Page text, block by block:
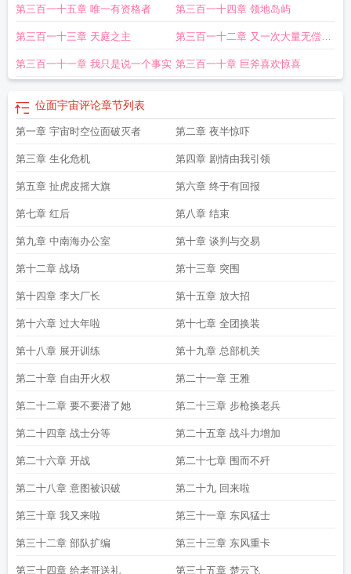
更新了位面宇宙TXT免费 吞噬星空位面宇宙鸿蒙位面宇宙位面宇宙123
宇宙为什么不更新了位面宇宙免费阅读位面宇宙有声位面宇宙笔趣阁位面宇
虚空001位面宇宙123读位面宇宙txt精校全本免费位面宇宙最新章节
蕴 事
第三百一十五章 唯一有资格者 第三百一十四章 领地岛屿
第三百一十三章 天庭之主 第三百一十二章 又一次大量无偿贡
献
第三百一十一章 我只是说一个事实 第三百一十章 巨斧喜欢惊喜
位面宇宙评论章节列表
第一章 宇宙时空位面破灭者 第二章 夜半惊吓
第三章 生化危机 第四章 剧情由我引领
第五章 扯虎皮摇大旗 第六章 终于有回报
第七章 红后 第八章 结束
第九章 中南海办公室 第十章 谈判与交易
第十二章 战场 第十三章 突围
第十四章 李大厂长 第十五章 放大招
第十六章 过大年啦 第十七章 全团换装
第十八章 展开训练 第十九章 总部机关
第二十章 自由开火权 第二十一章 王雅
第二十二章 要不要潜了她 第二十三章 步枪换老兵
第二十四章 战士分等 第二十五章 战斗力增加
第二十六章 开战 第二十七章 围而不歼
第二十八章 意图被识破 第二十九 回来啦
第三十章 我又来啦 第三十一章 东风猛士
第三十二章 部队扩编 第三十三章 东风重卡
第三十四章 给老哥送礼 第三十五章 楚云飞